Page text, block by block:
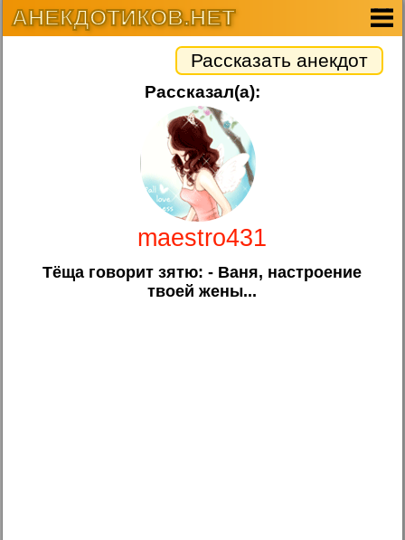
АНЕКДОТИКОВ.НЕТ
Рассказать анекдот
Рассказал(а):
maestro431
Тёща говорит зятю: - Ваня, настроение
твоей жены...